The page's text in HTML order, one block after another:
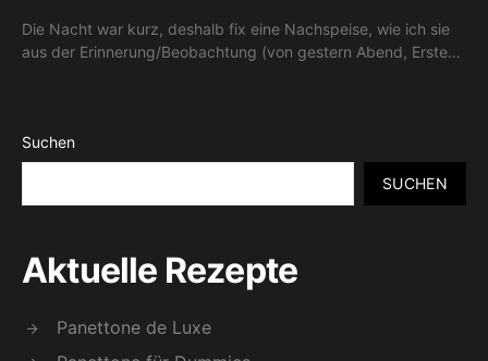
Die Nacht war kurz, deshalb fix eine Nachspeise, wie ich sie
aus der Erinnerung/Beobachtung (von gestern Abend, Erste…
Suchen
SUCHEN
Aktuelle Rezepte
Panettone de Luxe